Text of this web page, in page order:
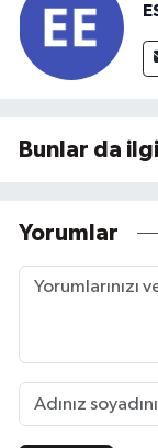
Bunlar da
Yorumlar